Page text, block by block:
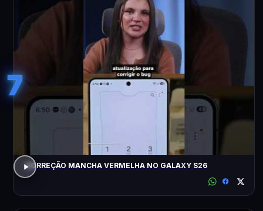
7
CORREÇÃO MANCHA VERMELHA NO GALAXY S26